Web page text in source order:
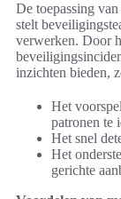
De toepassing
stelt
verwerken. Door
inzichten bieden,
Het
patronen te
Het snel
Het
gerichte